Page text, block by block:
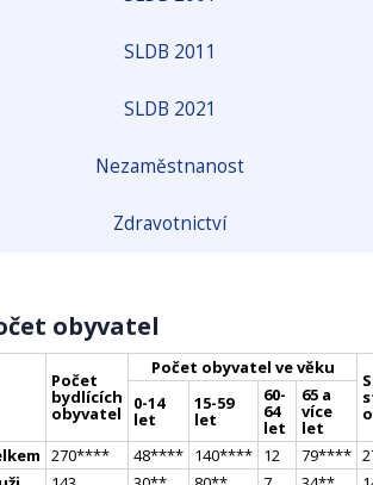
SLDB 2011
SLDB 2021
Nezaměstnanost
Zdravotnictví
obyvatel
Počet
bydlících
obyvatel
Počet obyvatel ve věku
0-14
let
15-59
let
60-
64
let
65 a
více
let
270**** 48**** 140**** 12 79****